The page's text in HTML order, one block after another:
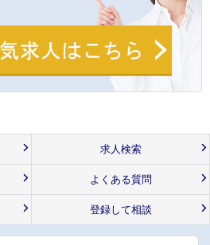
求人検索
よくある質問
登録して相談